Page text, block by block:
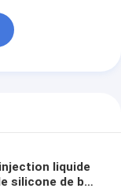
liquide
silicone de bas